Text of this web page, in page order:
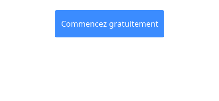
Commencez gratuitement